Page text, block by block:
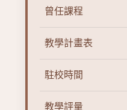
曾任課程
教學計畫表
駐校時間
教學評量